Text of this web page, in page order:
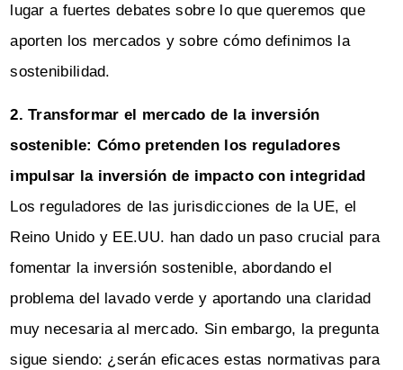
lugar a fuertes debates sobre lo que queremos que
aporten los mercados y sobre cómo definimos la
sostenibilidad.
2. Transformar el mercado de la inversión
sostenible: Cómo pretenden los reguladores
impulsar la inversión de impacto con integridad
Los reguladores de las jurisdicciones de la UE, el
Reino Unido y EE.UU. han dado un paso crucial para
fomentar la inversión sostenible, abordando el
problema del lavado verde y aportando una claridad
muy necesaria al mercado. Sin embargo, la pregunta
sigue siendo: ¿serán eficaces estas normativas para